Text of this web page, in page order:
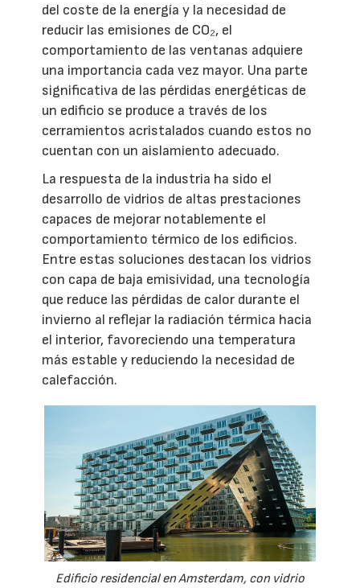
del coste de la energía y la necesidad de
reducir las emisiones de CO₂, el
comportamiento de las ventanas adquiere
una importancia cada vez mayor. Una parte
significativa de las pérdidas energéticas de
un edificio se produce a través de los
cerramientos acristalados cuando estos no
cuentan con un aislamiento adecuado.
La respuesta de la industria ha sido el
desarrollo de vidrios de altas prestaciones
capaces de mejorar notablemente el
comportamiento térmico de los edificios.
Entre estas soluciones destacan los vidrios
con capa de baja emisividad, una tecnología
que reduce las pérdidas de calor durante el
invierno al reflejar la radiación térmica hacia
el interior, favoreciendo una temperatura
más estable y reduciendo la necesidad de
calefacción.
Edificio residencial en Amsterdam, con vidrio